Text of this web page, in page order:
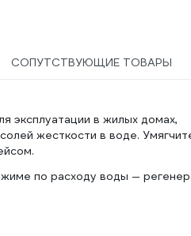
СОПУТСТВУЮЩИЕ ТОВАРЫ
эксплуатации в жилых домах,
жесткости в воде.
по расходу воды —